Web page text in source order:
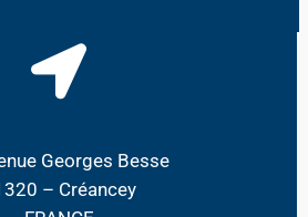
Georges Besse
– Créancey